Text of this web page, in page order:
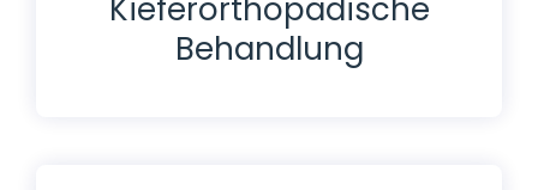
Kieferorthopädische
Behandlung